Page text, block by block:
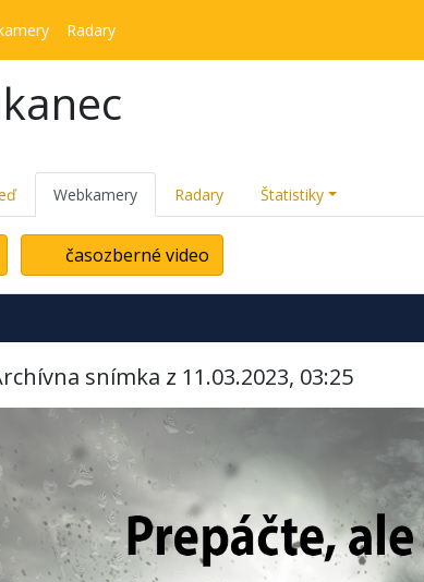
Radary
Webkamery Radary Štatistiky
časozberné video
snímka z 11.03.2023, 03:25